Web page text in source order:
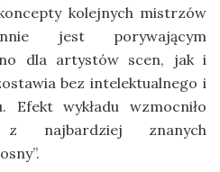
kolejnych mistrzów
jest porywającym
dla artystów scen, jak i
bez intelektualnego i
Efekt wykładu wzmocniło
najbardziej znanych